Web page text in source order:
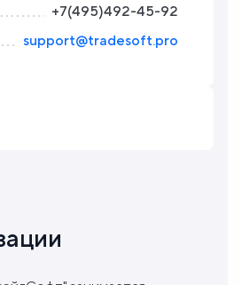
+7(495)492-45-92
support@tradesoft.pro